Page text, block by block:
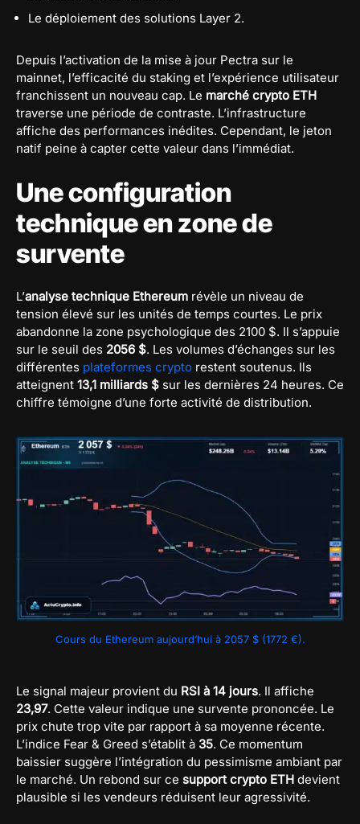
Le déploiement des solutions Layer 2.
Depuis l’activation de la mise à jour Pectra sur le
mainnet, l’efficacité du staking et l’expérience utilisateur
franchissent un nouveau cap. Le marché crypto ETH
traverse une période de contraste. L’infrastructure
affiche des performances inédites. Cependant, le jeton
natif peine à capter cette valeur dans l’immédiat.
Une configuration
technique en zone de
survente
L’analyse technique Ethereum révèle un niveau de
tension élevé sur les unités de temps courtes. Le prix
abandonne la zone psychologique des 2100 $. Il s’appuie
sur le seuil des 2056 $. Les volumes d’échanges sur les
différentes plateformes crypto restent soutenus. Ils
atteignent 13,1 milliards $ sur les dernières 24 heures. Ce
chiffre témoigne d’une forte activité de distribution.
Cours du Ethereum aujourd’hui à 2057 $ (1772 €).
Le signal majeur provient du RSI à 14 jours. Il affiche
23,97. Cette valeur indique une survente prononcée. Le
prix chute trop vite par rapport à sa moyenne récente.
L’indice Fear & Greed s’établit à 35. Ce momentum
baissier suggère l’intégration du pessimisme ambiant par
le marché. Un rebond sur ce support crypto ETH devient
plausible si les vendeurs réduisent leur agressivité.